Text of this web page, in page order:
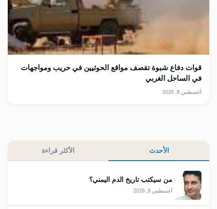
قوات دفاع شبوة تقصف مواقع الحوثيين في حريب ومواجهات
في الساحل الغربي
أغسطس 8, 2026
الأحدث الأكثر قراءة
من سيكتب تاريخ الدم اليمني؟
أغسطس 8, 2026